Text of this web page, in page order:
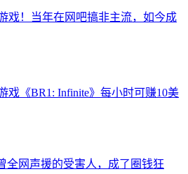
戏！当年在网吧搞非主流，如今成
戏《BR1: Infinite》每小时可赚10美
全网声援的受害人，成了圈钱狂